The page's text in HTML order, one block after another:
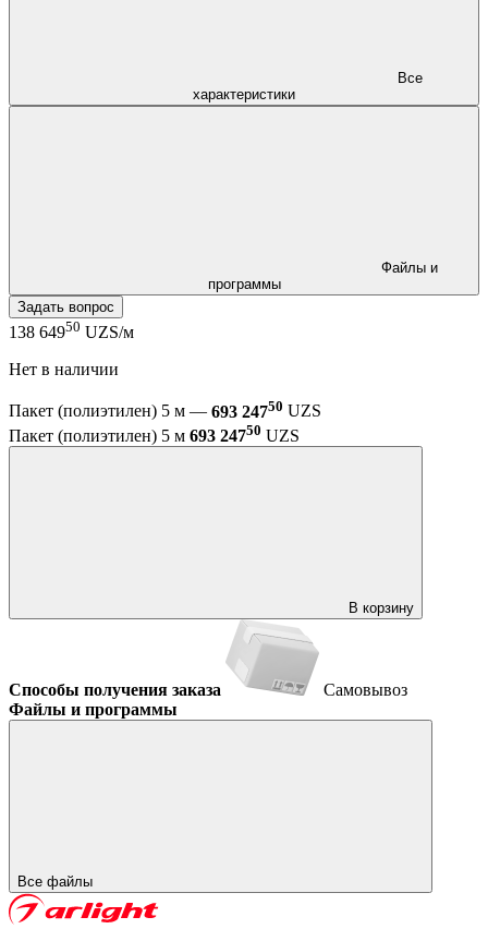
характеристики
программы
Задать вопрос
138 64950 UZS/м
Нет в наличии
Пакет (полиэтилен) 5 м — 693 24750 UZS
Пакет (полиэтилен) 5 м 693 24750 UZS
В корзину
Способы получения заказа
Самовывоз
Файлы и программы
Все файлы